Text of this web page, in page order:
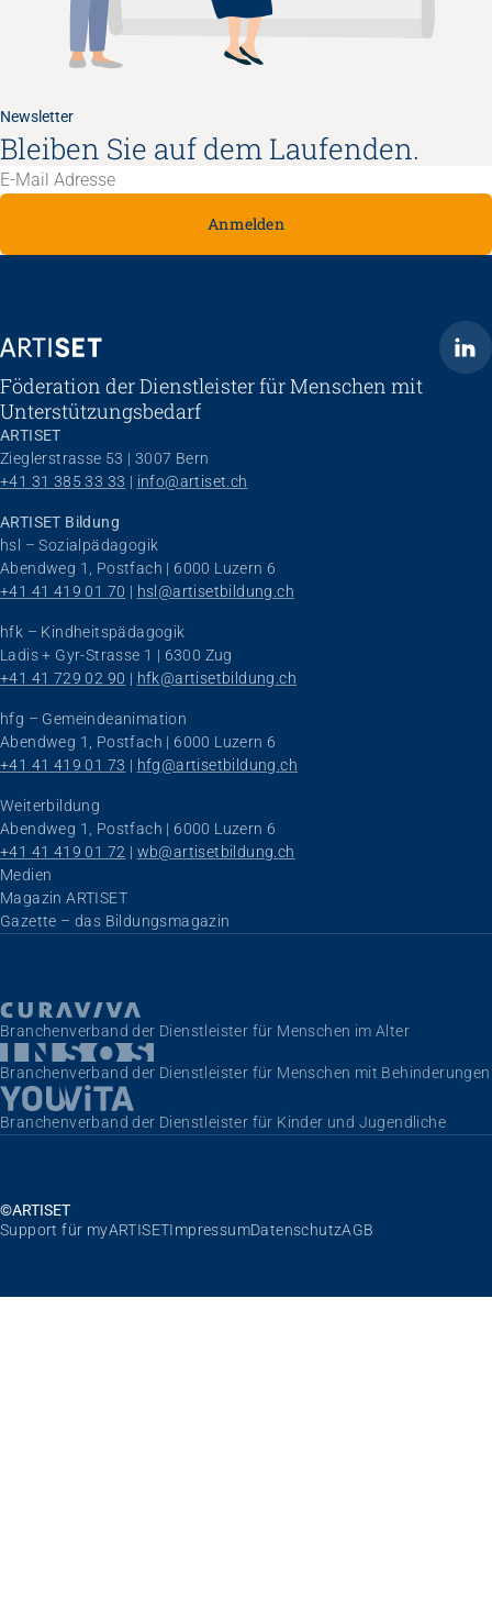
Newsletter
Bleiben Sie auf dem Laufenden.
Anmelden
ARTISET
Föderation der Dienstleister für Menschen mit
Unterstützungsbedarf
ARTISET
Zieglerstrasse 53 | 3007 Bern
+41 31 385 33 33 | info@artiset.ch
ARTISET Bildung
hsl – Sozialpädagogik
Abendweg 1, Postfach | 6000 Luzern 6
+41 41 419 01 70 | hsl@artisetbildung.ch
hfk – Kindheitspädagogik
Ladis + Gyr-Strasse 1 | 6300 Zug
+41 41 729 02 90 | hfk@artisetbildung.ch
hfg – Gemeindeanimation
Abendweg 1, Postfach | 6000 Luzern 6
+41 41 419 01 73 | hfg@artisetbildung.ch
Weiterbildung
Abendweg 1, Postfach | 6000 Luzern 6
+41 41 419 01 72 | wb@artisetbildung.ch
Navigation überspringen
Medien
Magazin ARTISET
Gazette – das Bildungsmagazin
Branchenverband der Dienstleister für Menschen im Alter
Branchenverband der Dienstleister für Menschen mit Behinderungen
Branchenverband der Dienstleister für Kinder und Jugendliche
©ARTISET
Navigation überspringen
Support für myARTISETImpressumDatenschutzAGB